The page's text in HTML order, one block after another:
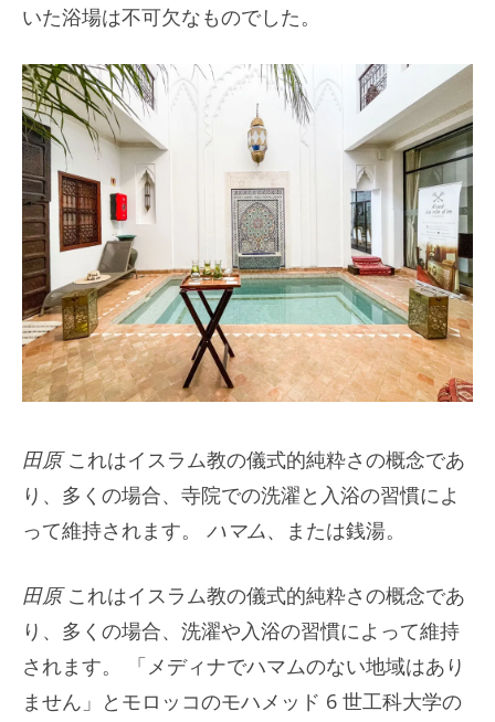
いた浴場は不可欠なものでした。
田原これはイスラム教の儀式的純粋さの概念であ
り、多くの場合、寺院での洗濯と入浴の習慣によ
って維持されます。 ハマム、または銭湯。
田原これはイスラム教の儀式的純粋さの概念であ
り、多くの場合、洗濯や入浴の習慣によって維持
されます。 「メディナでハマムのない地域はあり
ません」とモロッコのモハメッド 6 世工科大学の